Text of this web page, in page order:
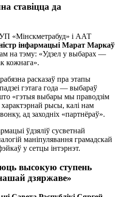
ставіцца да
«Мінскметрабуд» і ААТ
інфармацыі Марат Маркаў
на тэму: «Удзел у выбарах —
кожнага».
расказаў пра этапы
гэтага года — выбараў
«гэтыя выбары мы праводзім
характэрнай рысы, калі нам
ад заходніх «партнёраў».
ўдзяліў сусветнай
маніпулявання грамадскай
у сетцы інтэрнэт.
высокую ступень
дзяржаве»